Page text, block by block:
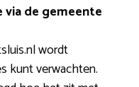
via de gemeente
wordt
kunt verwachten.